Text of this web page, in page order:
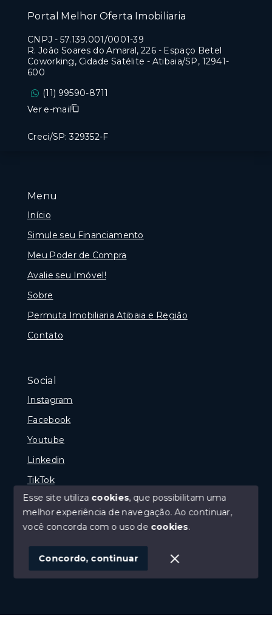
Menu
Início
Simule seu Financiamento
Meu Poder de Compra
Avalie seu Imóvel!
Sobre
Permuta Imobiliaria Atibaia e Região
Contato
Social
Instagram
Facebook
Youtube
Linkedin
TikTok
© Copyright 2026 - Portal Melhor Oferta Imobiliaria -
SITE PARA IMOBILIARIA
Portal Melhor Oferta Imobiliaria
CNPJ - 57.139.001/0001-39
R. João Soares do Amaral, 226 - Espaço Betel
Coworking, Cidade Satélite - Atibaia/SP, 12941-
600
(11) 99590-8711
Ver e-mail
Creci/SP: 329352-F
Esse site utiliza cookies, que possibilitam uma
melhor experiência de navegação.Ao continuar,
você concorda com o uso de cookies.
Concordo, continuar